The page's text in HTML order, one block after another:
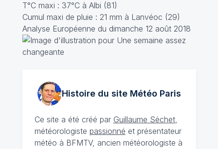
T°C maxi : 37°C à Albi (81)
Cumul maxi de pluie : 21 mm à Lanvéoc (29)
Analyse Européenne du dimanche 12 août 2018
Histoire du site MétéoParis
Ce site a été créé par Guillaume Séchet,
météorologiste passionné et présentateur
météo à BFMTV, ancien météorologiste à